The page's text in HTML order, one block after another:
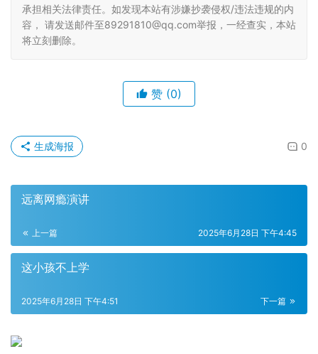
承担相关法律责任。如发现本站有涉嫌抄袭侵权/违法违规的内
容， 请发送邮件至89291810@qq.com举报，一经查实，本站
将立刻删除。
赞 (0)
0
生成海报
远离网瘾演讲
上一篇 2025年6月28日 下午4:45
这小孩不上学
下一篇
2025年6月28日 下午4:51